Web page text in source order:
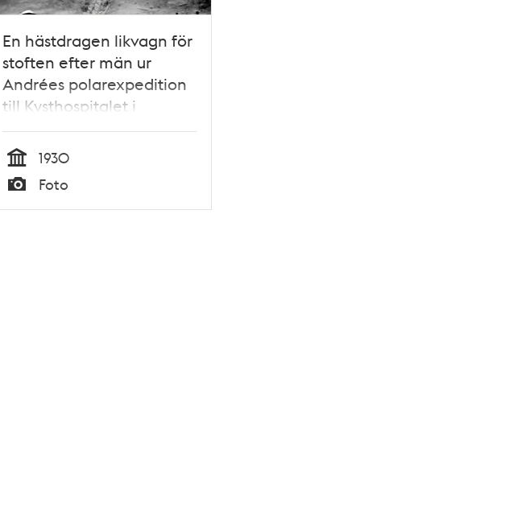
En hästdragen likvagn för
stoften efter män ur
Andrées polarexpedition
till Kysthospitalet i
Tromsö, Norge, där en
vetenskaplig
undersökning ska
genomföras.
Tid
1930
Typ
Foto